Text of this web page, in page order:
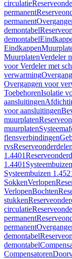
circulatie
permanent
permanent
demontabel
demontabel
Eindkappen
MuurplatenVerdeler
voor Verdeler met
verwarming
Overgangen voor
ToebehorenIsolatie
aansluitingen
voor aansluitingen
muurplaten
muurplaten
flensverbindingen
rvs
1.4401
1.4401
Systeembuizen
SokkenVerlopen
VerlopenBochten
stukken
circulatie
permanent
permanent
demontabel
demontabel
Compensatoren